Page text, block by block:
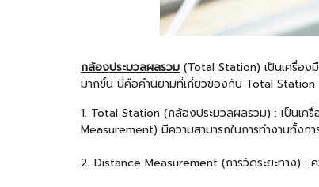
กล้องประมวลผลรวม (Total Station) เป็นเครื่อง
มากขึ้น นี่คือคำนิยามที่เกี่ยวข้องกับ Total Station
1. Total Station (กล้องประมวลผลรวม) : เป็นเ
Measurement) มีความสามารถในการทำงานทั้งก
2. Distance Measurement (การวัดระยะทาง) :